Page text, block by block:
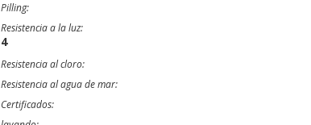
Pilling:
Resistencia a la luz:
4
Resistencia al cloro:
Resistencia al agua de mar:
Certificados: